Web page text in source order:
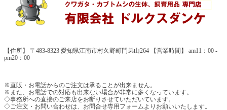
【住所】 〒483-8323 愛知県江南市村久野町門弟山264 【営業時間】 am11：00 -
pm20：00
※直販・お電話からのご注文は承ることが出来ません。
※また、お電話での対応も出来ない場合が非常に多くなっています。
◇事務所への直接のご来店をお断りさせていただいています。
◇ご注文・お問い合わせは、お問合せ専用フォームよりお願いいたします。